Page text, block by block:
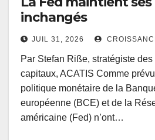
inchangés
JUIL 31, 2026
Par Stefan Riße, stratégiste
capitaux, ACATIS Comme
politique monétaire de la
européenne (BCE) et de la
américaine (Fed) n’ont…